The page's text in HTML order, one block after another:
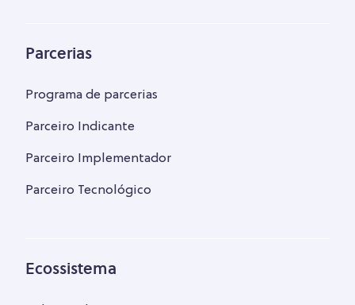
Parcerias
Programa de parcerias
Parceiro Indicante
Parceiro Implementador
Parceiro Tecnológico
Ecossistema